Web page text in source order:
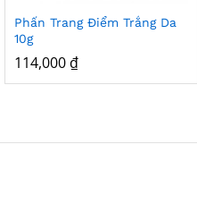
Add
Phấn Trang Điểm Trắng Da
10g
114,000₫